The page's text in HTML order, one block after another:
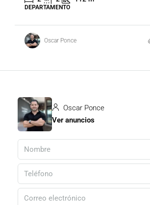
DEPARTAMENTO
Oscar Ponce
Oscar Ponce
Ver anuncios